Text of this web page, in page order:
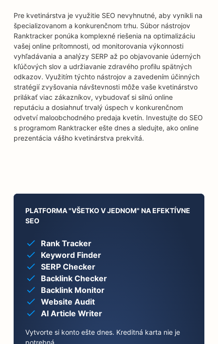
Pre kvetinárstva je využitie SEO nevyhnutné, aby vynikli na
špecializovanom a konkurenčnom trhu. Súbor nástrojov
Ranktracker ponúka komplexné riešenia na optimalizáciu
vašej online prítomnosti, od monitorovania výkonnosti
vyhľadávania a analýzy SERP až po objavovanie úderných
kľúčových slov a udržiavanie zdravého profilu spätných
odkazov. Využitím týchto nástrojov a zavedením účinných
stratégií zvyšovania návštevnosti môže vaše kvetinárstvo
prilákať viac zákazníkov, vybudovať si silnú online
reputáciu a dosiahnuť trvalý úspech v konkurenčnom
odvetví maloobchodného predaja kvetín. Investujte do SEO
s programom Ranktracker ešte dnes a sledujte, ako online
prezentácia vášho kvetinárstva prekvitá.
PLATFORMA "VŠETKO V JEDNOM" NA EFEKTÍVNE
SEO
Rank Tracker
Keyword Finder
SERP Checker
Backlink Checker
Backlink Monitor
Website Audit
AI Article Writer
Vytvorte si konto ešte dnes. Kreditná karta nie je
potrebná.